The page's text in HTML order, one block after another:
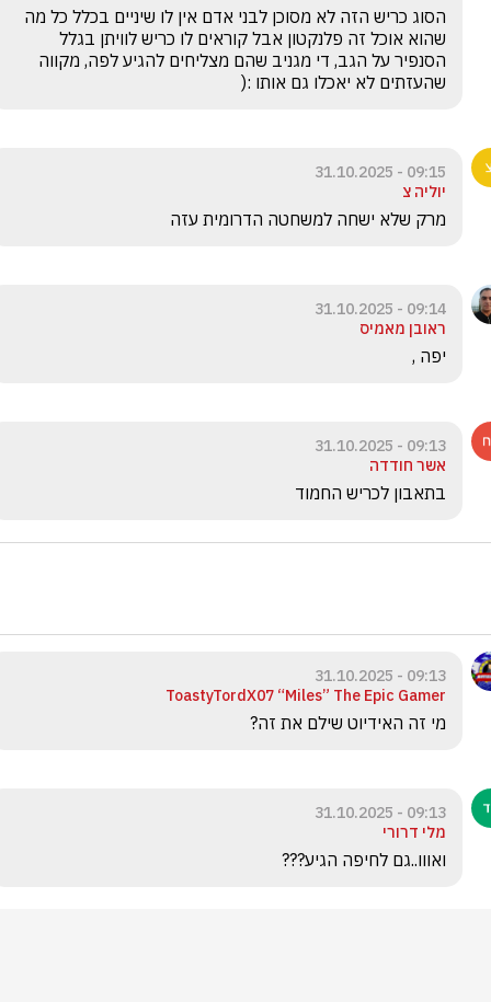
שהעזתים לא יאכלו גם אותו :(
09:15 - 31.10.2025
יוליה צ
מרק שלא ישחה למשחטה הדרומית עזה
09:14 - 31.10.2025
ראובן מאמיס
יפה ,
09:13 - 31.10.2025
אשר חודדה
בתאבון לכריש החמוד
09:13 - 31.10.2025
ToastyTordX07 “Miles” The Epic Gamer
מי זה האידיוט שילם את זה?
09:13 - 31.10.2025
מלי דרורי
ואווו..גם לחיפה הגיע???